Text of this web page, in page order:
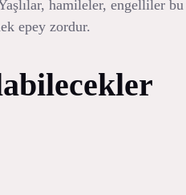
hamileler, engelliler
epey zordur.